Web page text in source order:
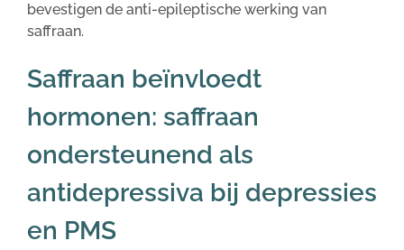
bevestigen de anti-epileptische werking van
saffraan.
Saffraan beïnvloedt
hormonen: saffraan
ondersteunend als
antidepressiva bij depressies
en PMS